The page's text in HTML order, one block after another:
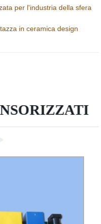
per l'industria della sfera
in ceramica design